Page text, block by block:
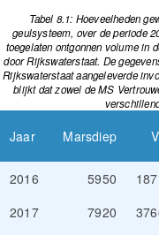
Tabel 8.1: Hoeveelheden
geulsysteem, over de periode
toegelaten ontgonnen volume in
door Rijkswaterstaat. De
Rijkswaterstaat aangeleverde
blijkt dat zowel de MS
Jaar Marsdiep
2016 5950
2017
7920